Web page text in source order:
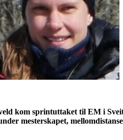
kom sprintuttaket til EM i
mesterskapet,